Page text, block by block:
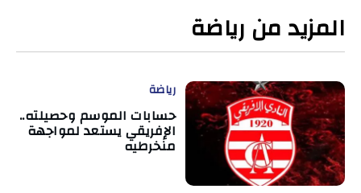
المزيد من رياضة
رياضة
حسابات الموسم وحصيلته..
الإفريقي يستعد لمواجهة
منخرطيه